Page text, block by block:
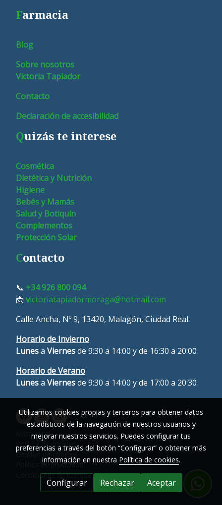
Farmacia
Blog
Sobre nosotros
Victoria Tapiador
Contacto
Declaración de accesibilidad
Quizás te interese
Cosmética
Dietética y Nutrición
Higiene
Bebés y Mamás
Salud y Botiquín
Complementos
Protección Solar
Contacto
📞 +34 926 800 094
📩 victoriatapiadormoraga@hotmail.com
Calle Ancha, Nº 9, 13420, Malagón, Ciudad Real.
Horario de Invierno
Lunesa Viernesde 9:30 a 14:00 y de 16:30 a 20:00
Horario de Verano
Lunesa Viernesde 9:30 a 14:00 y de 17:00 a 20:30
Aviso legal
Política de cookies
Gestión de cookies
Política de privacidad
Condiciones de compra
Utilizamos cookies propias y terceros para obtener datos
estadísticos de la navegación de nuestros usuarios y
mejorar nuestros servicios. Puedes configurar tus
preferencias a través del botón “Configurar” o obtener más
información en nuestra Política de cookies.
Configurar Rechazar Aceptar